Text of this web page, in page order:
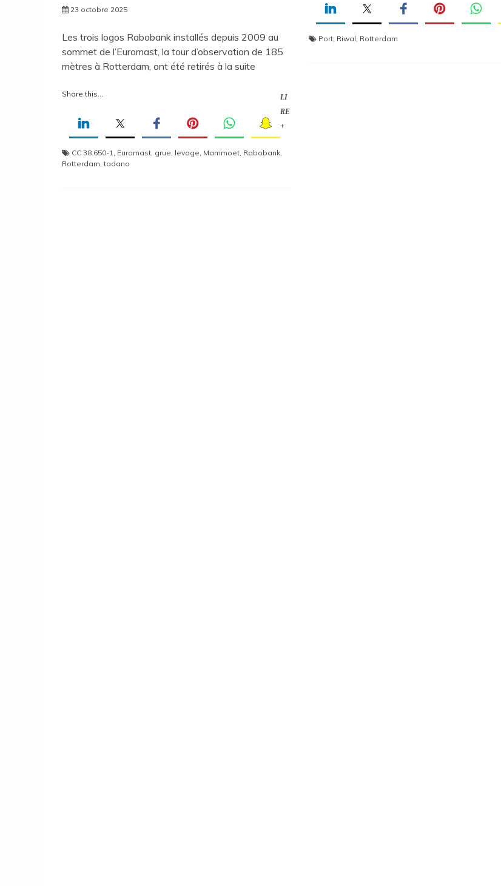
23 octobre 2025
Les trois logos Rabobank installés depuis 2009 au
sommet de l’Euromast, la tour d’observation de 185
mètres à Rotterdam, ont été retirés à la suite
Share this...
LI
RE
+
CC 38.650-1, Euromast, grue, levage, Mammoet, Rabobank,
Rotterdam,tadano
Port, Riwal Rotterdam